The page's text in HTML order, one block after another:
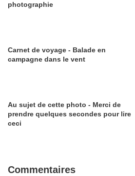
photographie
Carnet de voyage - Balade en
campagne dans le vent
Au sujet de cette photo - Merci de
prendre quelques secondes pour lire
ceci
Commentaires